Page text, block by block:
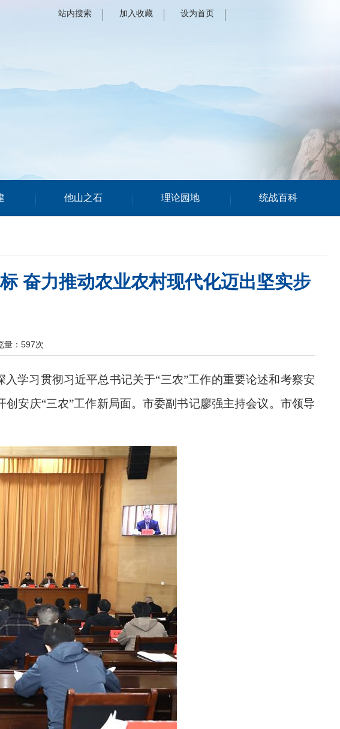
站内搜索 加入收藏 设为首页
他山之石 理论园地 统战百科
奋力推动农业农村现代化迈出坚实步
量： 597次
学习贯彻习近平总书记关于“三农”工作的重要论述和考察安
安庆“三农”工作新局面。市委副书记廖强主持会议。市领导